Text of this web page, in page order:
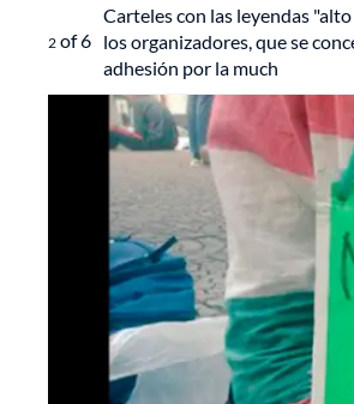
2 of6
Carteles con las leyendas
los organizadores, que se
adhesión por la much